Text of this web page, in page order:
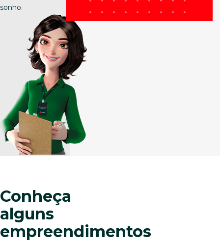
sonho.
Conheça
alguns
empreendimentos